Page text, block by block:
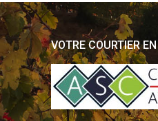
VOTRE COURTIER